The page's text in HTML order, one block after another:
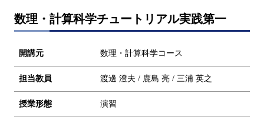
数理・計算科学チュートリアル実践第一
開講元 数理・計算科学コース
担当教員 渡邊 澄夫 / 鹿島 亮 / 三浦 英之
授業形態 演習